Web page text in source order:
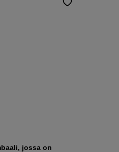
jossa on